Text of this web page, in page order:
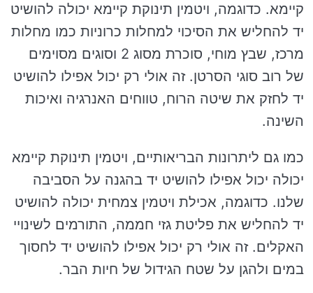
קיימא. כדוגמה, ויטמין תינוקת קיימא יכולה להושיט
יד להחליש את הסיכוי למחלות כרוניות כמו מחלות
מרכז, שבץ מוחי, סוכרת מסוג 2 וסוגים מסוימים
של רוב סוגי הסרטן. זה אולי רק יכול אפילו להושיט
יד לחזק את שיטה הרוח, טווחים האנרגיה ואיכות
השינה.
כמו גם ליתרונות הבריאותיים, ויטמין תינוקת קיימא
יכולה יכול אפילו להושיט יד בהגנה על הסביבה
שלנו. כדוגמה, אכילת ויטמין צמחית יכולה להושיט
יד להחליש את פליטת גזי חממה, התורמים לשינויי
האקלים. זה אולי רק יכול אפילו להושיט יד לחסוך
במים ולהגן על שטח הגידול של חיות הבר.